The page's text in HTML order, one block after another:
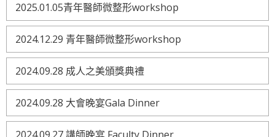
2025.01.05青年醫師微整形workshop
2024.12.29 青年醫師微整形workshop
2024.09.28 成人之美頒獎典禮
2024.09.28 大會晚宴Gala Dinner